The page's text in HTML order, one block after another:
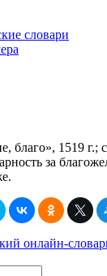
словари
благо», 1519 г.;
за
онлайн-